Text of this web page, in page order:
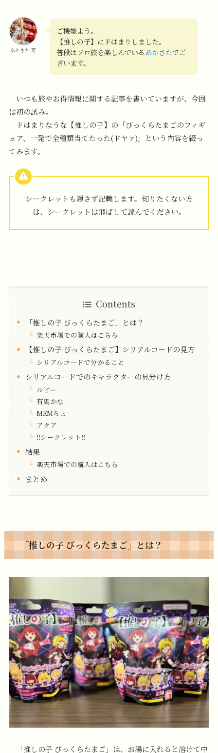
あかさた 菜
ご機嫌よう。
【推しの子】にドはまりしました。
普段はソロ旅を楽しんでいる あかさたでご
ざいます。
いつも旅やお得情報に関する記事を書いていますが、今回
は初の試み。
ドはまりなうな【推しの子】の「びっくらたまごのフィギ
ュア、一発で全種類当てたった(ドヤァ)」という内容を綴っ
てみます。
シークレットも隠さず記載します。知りたくない方
は、シークレットは飛ばして読んでください。
Contents
「推しの子 びっくらたまご」とは？
楽天市場での購入はこちら
【推しの子 びっくらたまご】シリアルコードの見方
シリアルコードで分かること
シリアルコードでのキャラクターの見分け方
ルビー
有馬かな
MEMちょ
アクア
‼️シークレット‼️
結果
楽天市場での購入はこちら
まとめ
「推しの子 びっくらたまご」とは？
「推しの子 びっくらたまご」は、お湯に入れると溶けて中